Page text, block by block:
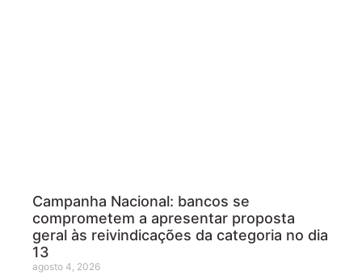
Campanha Nacional: bancos se
comprometem a apresentar proposta
geral às reivindicações da categoria no dia
13
agosto 4, 2026